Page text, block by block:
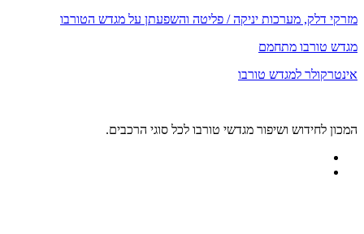
מזרקי דלק, מערכות יניקה / פליטה והשפעתן על מגדש הטורבו
מגדש טורבו מתחמם
אינטרקולר למגדש טורבו
המכון לחידוש ושיפור מגדשי טורבו לכל סוגי הרכבים.